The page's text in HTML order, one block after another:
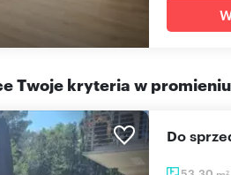
Twoje kryteria w promieniu
2
Do